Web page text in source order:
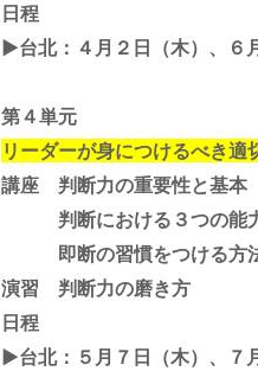
日程
▶︎台北：４月２日（木）、６
第４単元
リーダーが身につけるべき適
講座 判断力の重要性と基本
判断における３つの能力
即断の習慣をつける方
演習 判断力の磨き方
日程
▶︎台北：５月７日（木）、７